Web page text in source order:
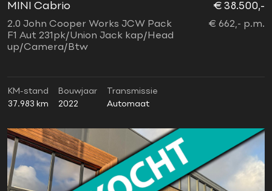
MINI Cabrio
2.0 John Cooper Works JCW Pack
F1 Aut 231pk/Union Jack kap/Head
up/Camera/Btw
€ 38.500,-
€ 662,- p.m.
KM-stand
37.983 km
Bouwjaar
2022
Transmissie
Automaat